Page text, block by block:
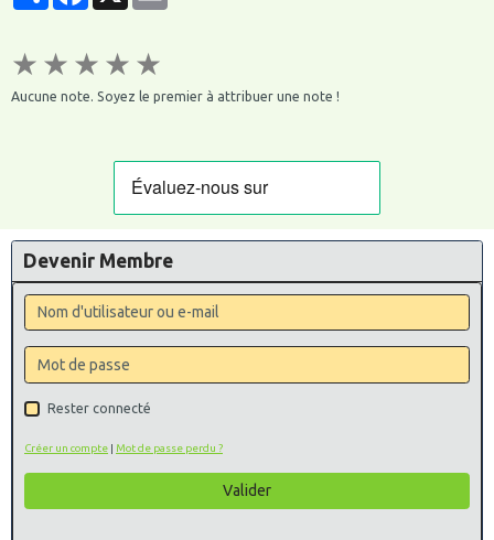
★ ★ ★ ★ ★
Aucune note. Soyez le premier à attribuer une note !
Devenir Membre
Rester connecté
Créer un compte | Mot de passe perdu ?
Valider